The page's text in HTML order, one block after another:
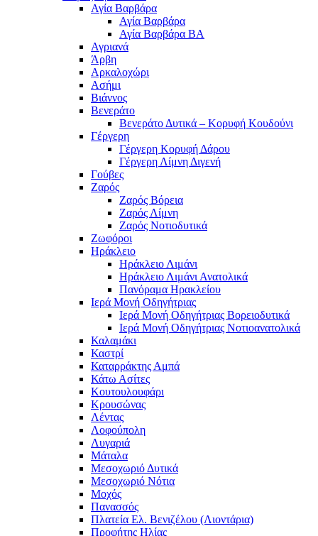
Αγία Βαρβάρα
Αγία Βαρβάρα
Αγία Βαρβάρα ΒΑ
Αγριανά
Άρβη
Αρκαλοχώρι
Ασήμι
Βιάννος
Βενεράτο
Βενεράτο Δυτικά – Κορυφή Κουδούνι
Γέργερη
Γέργερη Κορυφή Δάρου
Γέργερη Λίμνη Διγενή
Γούβες
Ζαρός
Ζαρός Βόρεια
Ζαρός Λίμνη
Ζαρός Νοτιοδυτικά
Ζωφόροι
Ηράκλειο
Ηράκλειο Λιμάνι
Ηράκλειο Λιμάνι Ανατολικά
Πανόραμα Ηρακλείου
Ιερά Μονή Οδηγήτριας
Ιερά Μονή Οδηγήτριας Βορειοδυτικά
Ιερά Μονή Οδηγήτριας Νοτιοανατολικά
Καλαμάκι
Καστρί
Καταρράκτης Αμπά
Κάτω Ασίτες
Κουτουλουφάρι
Κρουσώνας
Λέντας
Λοφούπολη
Λυγαριά
Μάταλα
Μεσοχωριό Δυτικά
Μεσοχωριό Νότια
Μοχός
Πανασσός
Πλατεία Ελ. Βενιζέλου (Λιοντάρια)
Προφήτης Ηλίας